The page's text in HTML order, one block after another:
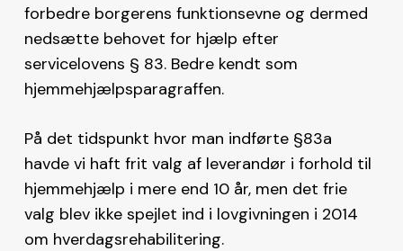
forbedre borgerens funktionsevne og dermed
nedsætte behovet for hjælp efter
servicelovens § 83. Bedre kendt som
hjemmehjælpsparagraffen.
På det tidspunkt hvor man indførte §83a
havde vi haft frit valg af leverandør i forhold til
hjemmehjælp i mere end 10 år, men det frie
valg blev ikke spejlet ind i lovgivningen i 2014
om hverdagsrehabilitering.